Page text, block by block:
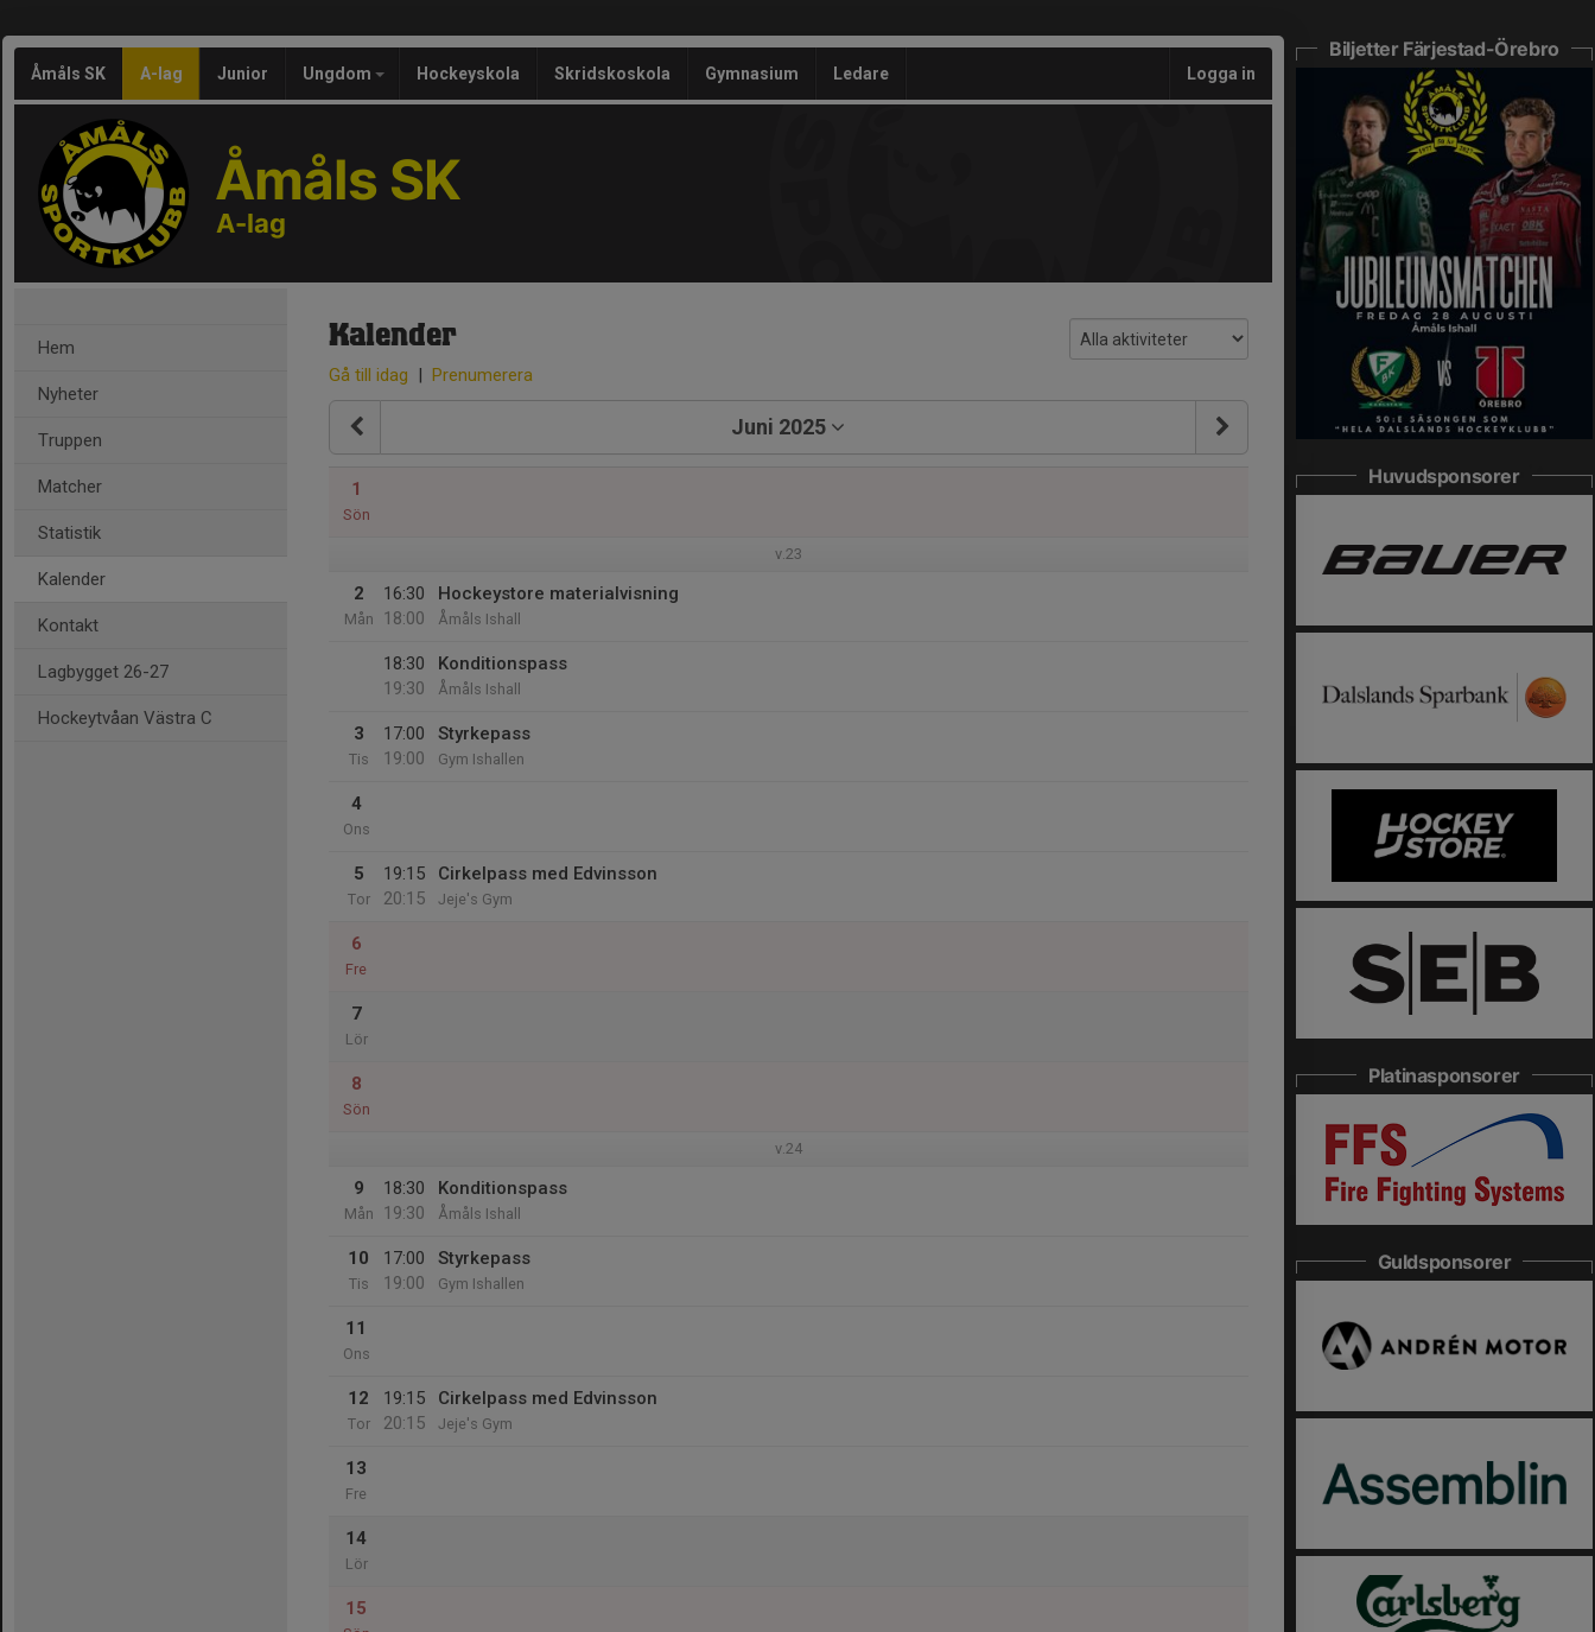
Åmåls SK A-lag Junior Ungdom Hockeyskola Skridskoskola Gymnasium Ledare Logga in
Åmåls SK
A-lag
Hem
Nyheter
Truppen
Matcher
Statistik
Kalender
Kontakt
Lagbygget 26-27
Hockeytvåan Västra C
Kalender
Gå till idag | Prenumerera
Juni 2025
1
Sön
v.23
2
Mån
16:30
18:00
Hockeystore materialvisning
Åmåls Ishall
18:30
19:30
Konditionspass
Åmåls Ishall
3
Tis
17:00
19:00
Styrkepass
Gym Ishallen
4
Ons
5
Tor
19:15
20:15
Cirkelpass med Edvinsson
Jeje's Gym
6
Fre
7
Lör
8
Sön
v.24
9
Mån
18:30
19:30
Konditionspass
Åmåls Ishall
10
Tis
17:00
19:00
Styrkepass
Gym Ishallen
11
Ons
12
Tor
19:15
20:15
Cirkelpass med Edvinsson
Jeje's Gym
13
Fre
14
Lör
15
Biljetter Färjestad-Örebro
Huvudsponsorer
Platinasponsorer
Guldsponsorer